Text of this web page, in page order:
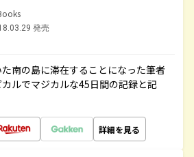
発売
南の島に滞在することになった筆者
ルでマジカルな45日間の記録と記
詳細を見る